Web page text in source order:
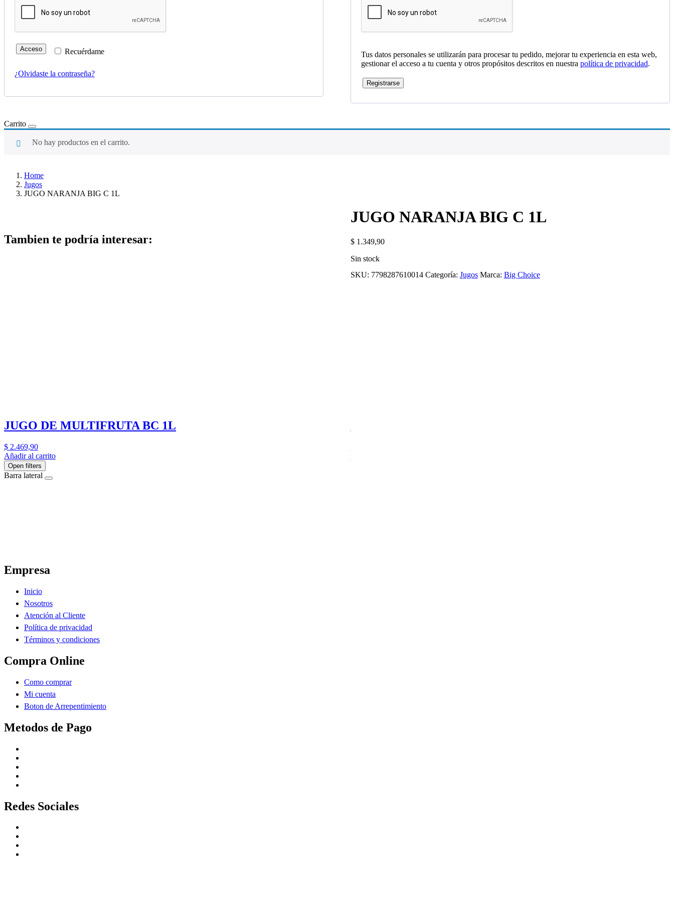
Recuérdame
Acceso
¿Olvidaste la contraseña?
Tus datos personales se utilizarán para procesar tu pedido, mejorar tu experiencia en esta web,
gestionar el acceso a tu cuenta y otros propósitos descritos en nuestra política de privacidad.
Registrarse
Carrito
No hay productos en el carrito.
Home
Jugos
JUGO NARANJA BIG C 1L
JUGO NARANJA BIG C 1L
$1.349,90
Sin stock
SKU: 7798287610014 Categoría: Jugos Marca: Big Choice
Tambien te podría interesar:
JUGO DE MULTIFRUTA BC 1L
$ 2.469,90
Añadir al carrito
Open filters
Barra lateral
Empresa
Inicio
Nosotros
Atención al Cliente
Política de privacidad
Términos y condiciones
Compra Online
Como comprar
Mi cuenta
Boton de Arrepentimiento
Metodos de Pago
Redes Sociales